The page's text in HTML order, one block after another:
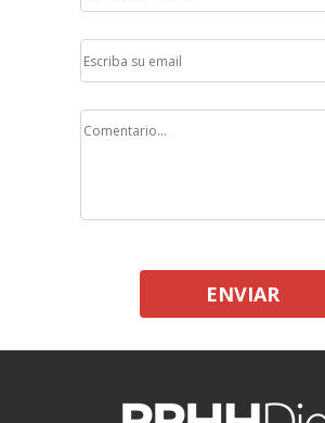
ENVIAR